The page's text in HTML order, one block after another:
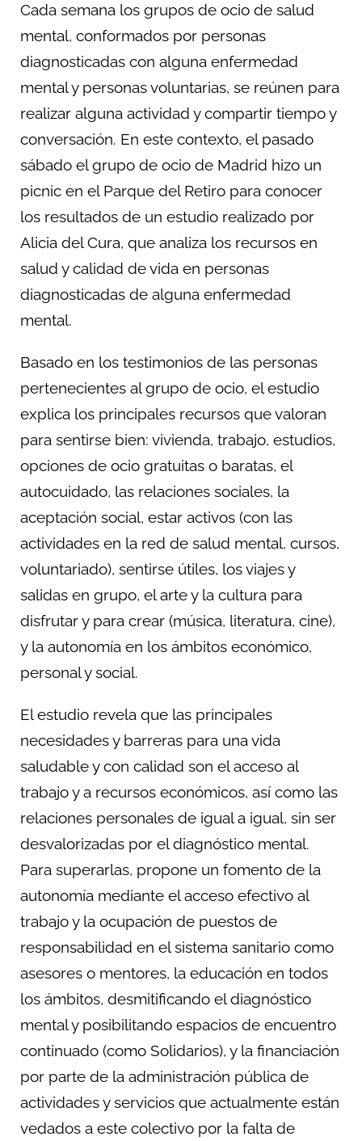
Cada semana los grupos de ocio de salud
mental, conformados por personas
diagnosticadas con alguna enfermedad
mental y personas voluntarias, se reúnen para
realizar alguna actividad y compartir tiempo y
conversación. En este contexto, el pasado
sábado el grupo de ocio de Madrid hizo un
picnic en el Parque del Retiro para conocer
los resultados de un estudio realizado por
Alicia del Cura, que analiza los recursos en
salud y calidad de vida en personas
diagnosticadas de alguna enfermedad
mental.
Basado en los testimonios de las personas
pertenecientes al grupo de ocio, el estudio
explica los principales recursos que valoran
para sentirse bien: vivienda, trabajo, estudios,
opciones de ocio gratuitas o baratas, el
autocuidado, las relaciones sociales, la
aceptación social, estar activos (con las
actividades en la red de salud mental, cursos,
voluntariado), sentirse útiles, los viajes y
salidas en grupo, el arte y la cultura para
disfrutar y para crear (música, literatura, cine),
y la autonomía en los ámbitos económico,
personal y social.
El estudio revela que las principales
necesidades y barreras para una vida
saludable y con calidad son el acceso al
trabajo y a recursos económicos, así como las
relaciones personales de igual a igual, sin ser
desvalorizadas por el diagnóstico mental.
Para superarlas, propone un fomento de la
autonomía mediante el acceso efectivo al
trabajo y la ocupación de puestos de
responsabilidad en el sistema sanitario como
asesores o mentores, la educación en todos
los ámbitos, desmitificando el diagnóstico
mental y posibilitando espacios de encuentro
continuado (como Solidarios), y la financiación
por parte de la administración pública de
actividades y servicios que actualmente están
vedados a este colectivo por la falta de